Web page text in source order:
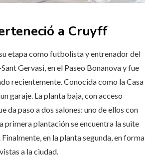
a Cruyff
etapa como futbolista y entrenador del
Gervasi, en el Paseo Bonanova y fue
recientemente. Conocida como la Casa
garaje. La planta baja, con acceso
da paso a dos salones: uno de ellos con
primera plantación se encuentra la suite
en la planta segunda, en forma
a la ciudad.